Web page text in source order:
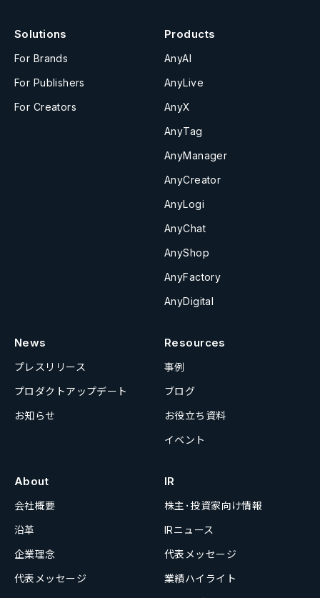
Solutions
For Brands
For Publishers
For Creators
Products
AnyAI
AnyLive
AnyX
AnyTag
AnyManager
AnyCreator
AnyLogi
AnyChat
AnyShop
AnyFactory
AnyDigital
News
プレスリリース
プロダクトアップデート
お知らせ
Resources
事例
ブログ
お役立ち資料
イベント
About
会社概要
沿革
企業理念
代表メッセージ
IR
株主･投資家向け情報
IRニュース
代表メッセージ
業績ハイライト